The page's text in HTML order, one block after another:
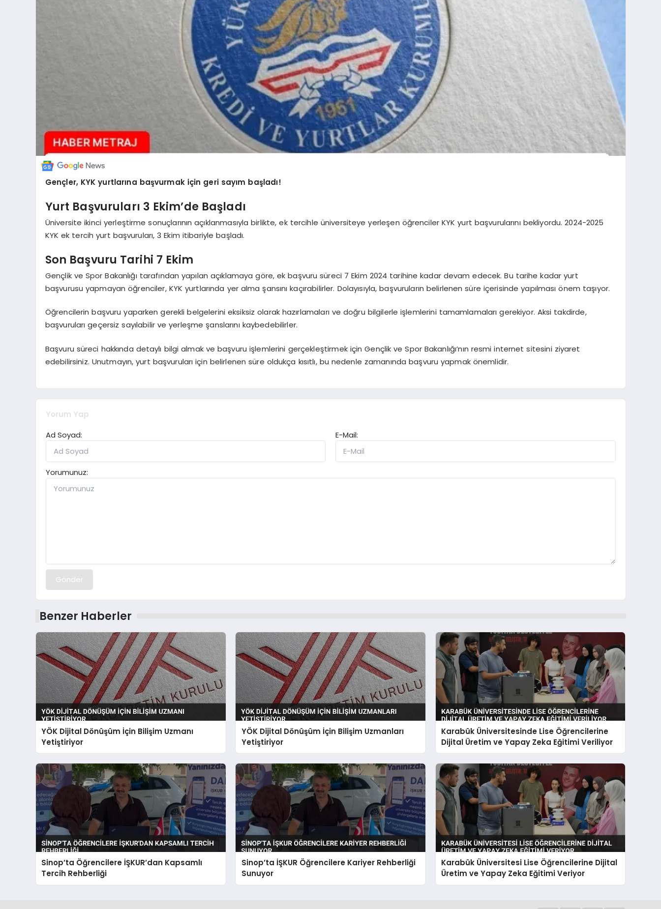
Gençler, KYK yurtlarına başvurmak için geri sayım başladı!
Yurt Başvuruları 3 Ekim’de Başladı
Üniversite ikinci yerleştirme sonuçlarının açıklanmasıyla birlikte, ek tercihle üniversiteye yerleşen öğrenciler KYK yurt başvurularını bekliyordu. 2024-2025
KYK ek tercih yurt başvuruları, 3 Ekim itibariyle başladı.
Son Başvuru Tarihi 7 Ekim
Gençlik ve Spor Bakanlığı tarafından yapılan açıklamaya göre, ek başvuru süreci 7 Ekim 2024 tarihine kadar devam edecek. Bu tarihe kadar yurt
başvurusu yapmayan öğrenciler, KYK yurtlarında yer alma şansını kaçırabilirler. Dolayısıyla, başvuruların belirlenen süre içerisinde yapılması önem taşıyor.
Öğrencilerin başvuru yaparken gerekli belgelerini eksiksiz olarak hazırlamaları ve doğru bilgilerle işlemlerini tamamlamaları gerekiyor. Aksi takdirde,
başvuruları geçersiz sayılabilir ve yerleşme şanslarını kaybedebilirler.
Başvuru süreci hakkında detaylı bilgi almak ve başvuru işlemlerini gerçekleştirmek için Gençlik ve Spor Bakanlığı’nın resmi internet sitesini ziyaret
edebilirsiniz. Unutmayın, yurt başvuruları için belirlenen süre oldukça kısıtlı, bu nedenle zamanında başvuru yapmak önemlidir.
Yorum Yap
Ad Soyad:
E-Mail:
Yorumunuz:
Gönder
Benzer Haberler
YÖK Dijital Dönüşüm İçin Bilişim Uzmanı
Yetiştiriyor
YÖK Dijital Dönüşüm İçin Bilişim Uzmanları
Yetiştiriyor
Karabük Üniversitesinde Lise Öğrencilerine
Dijital Üretim ve Yapay Zeka Eğitimi Veriliyor
Sinop’ta Öğrencilere İŞKUR’dan Kapsamlı
Tercih Rehberliği
Sinop’ta İŞKUR Öğrencilere Kariyer Rehberliği
Sunuyor
Karabük Üniversitesi Lise Öğrencilerine Dijital
Üretim ve Yapay Zeka Eğitimi Veriyor